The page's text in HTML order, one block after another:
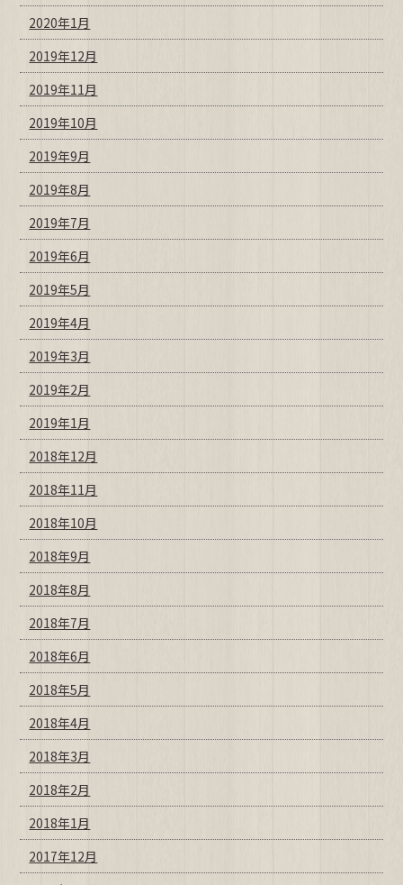
2020年1月
2019年12月
2019年11月
2019年10月
2019年9月
2019年8月
2019年7月
2019年6月
2019年5月
2019年4月
2019年3月
2019年2月
2019年1月
2018年12月
2018年11月
2018年10月
2018年9月
2018年8月
2018年7月
2018年6月
2018年5月
2018年4月
2018年3月
2018年2月
2018年1月
2017年12月